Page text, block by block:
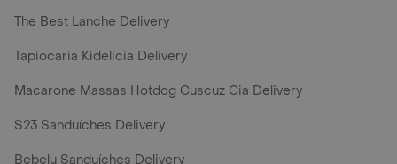
The Best Lanche Delivery
Tapiocaria Kidelicia Delivery
Macarone Massas Hotdog Cuscuz Cia Delivery
S23 Sanduíches Delivery
Bebelu Sanduíches Delivery